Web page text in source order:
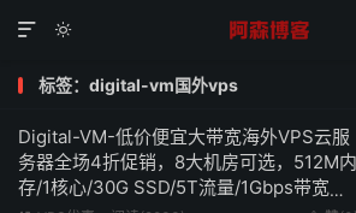


标签：digital-vm国外vps
Digital-VM-低价便宜大带宽海外VPS云服
务器全场4折促销，8大机房可选，512M内
存/1核心/30G SSD/5T流量/1Gbps带宽，